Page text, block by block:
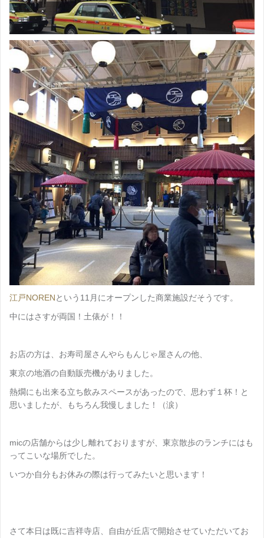
江戸NORENという11月にオープンした商業施設だそうです。
中にはさすが両国！土俵が！！
お店の方は、お寿司屋さんやらもんじゃ屋さんの他、
東京の地酒の自動販売機がありました。
熱燗にも出来る立ち飲みスペースがあったので、思わず１杯！と
思いましたが、もちろん我慢しました！（涙）
micの店舗からは少し離れておりますが、東京散歩のランチにはも
ってこいな場所でした。
いつか自分もお休みの際は行ってみたいと思います！
さて本日は既に吉祥寺店、自由が丘店で開始させていただいてお